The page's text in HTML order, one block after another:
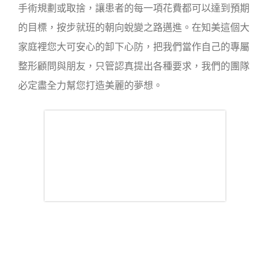
手術規劃或取捨，讓患者的每一項花費都可以達到預期
的目標，按步就班的朝向蛻變之路邁進。在知美這個大
家庭裡您大可安心的卸下心防，把我們當作自己的專屬
整形顧問與朋友，只管認真提出各種要求，我們的團隊
必定盡全力幫您打造美麗的夢想。